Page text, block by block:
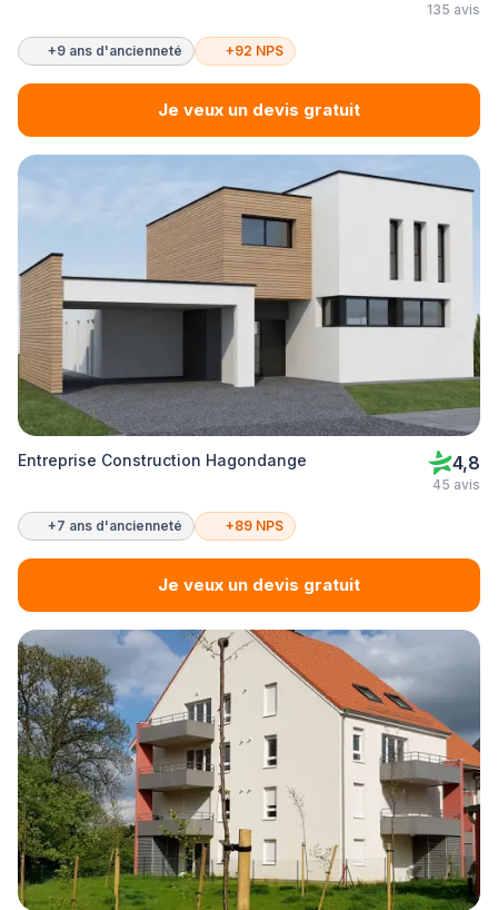
135 avis
+9 ans d'ancienneté +92 NPS
Je veux un devis gratuit
Entreprise Construction Hagondange 4,8
45 avis
+7 ans d'ancienneté +89 NPS
Je veux un devis gratuit